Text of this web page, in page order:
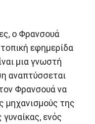
ο Φρανσουά
τοπική εφημερίδα
μια γνωστή
αναπτύσσεται
Φρανσουά να
μηχανισμούς της
γυναίκας, ενός